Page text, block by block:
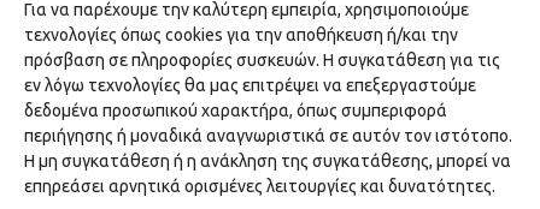
Για να παρέχουμε την καλύτερη εμπειρία, χρησιμοποιούμε
τεχνολογίες όπως cookies για την αποθήκευση ή/και την
πρόσβαση σε πληροφορίες συσκευών. Η συγκατάθεση για τις
εν λόγω τεχνολογίες θα μας επιτρέψει να επεξεργαστούμε
δεδομένα προσωπικού χαρακτήρα, όπως συμπεριφορά
περιήγησης ή μοναδικά αναγνωριστικά σε αυτόν τον ιστότοπο.
Η μη συγκατάθεση ή η ανάκληση της συγκατάθεσης, μπορεί να
επηρεάσει αρνητικά ορισμένες λειτουργίες και δυνατότητες.
Hack the Match: Γνωρίζοντας τα Αμερικανικά
Αθλήματα! Δημιουργώντας το Δικό σου
Game Story!
22/04/2026
Ξάνθη – Πόλις Ονείρων Μουσικών Σχολείων
2026
15/04/2026